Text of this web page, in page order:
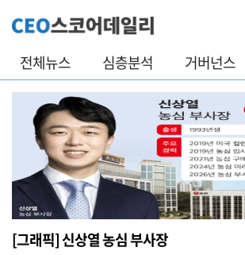
전체뉴스 심층분석 거버넌스
[그래픽] 신상열 농심 부사장